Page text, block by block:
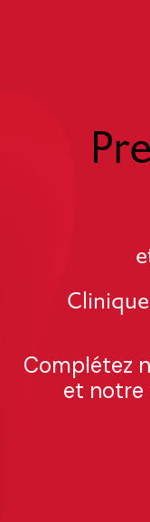
Complétez
et notre